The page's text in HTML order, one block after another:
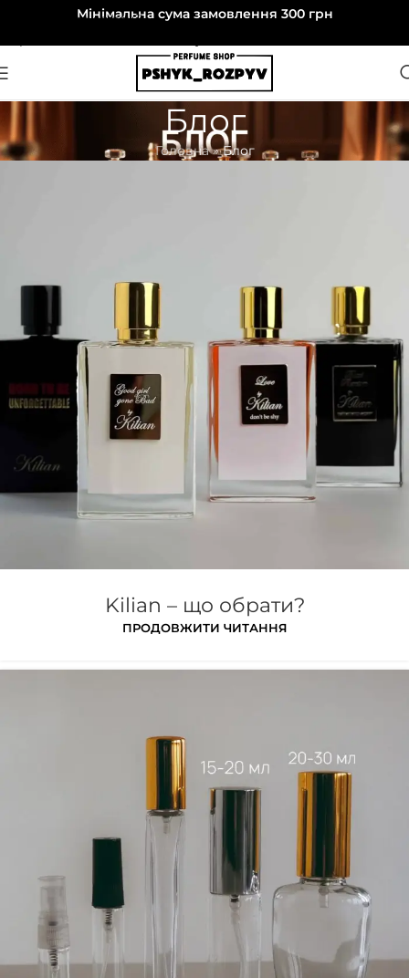
Перейти до навігаціїМінімальна сума замовлення 300 грн
Блог
Головна»Блог
Kilian – що обрати?
ПРОДОВЖИТИ ЧИТАННЯ